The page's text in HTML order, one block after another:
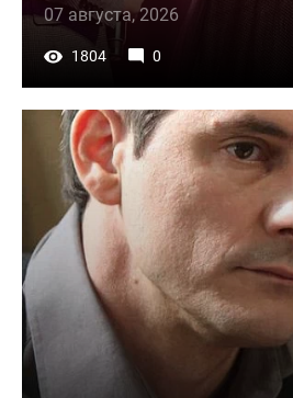
07 августа, 2026
1804 0